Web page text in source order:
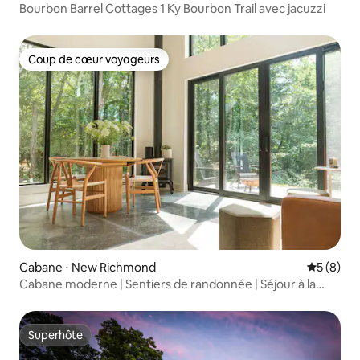
Bourbon Barrel Cottages 1 Ky Bourbon Trail avec jacuzzi
Coup de cœur voyageurs
Coup de cœur voyageurs
Cabane ⋅ New Richmond
5 (8)
Cabane moderne | Sentiers de randonnée | Séjour à la
Superhôte
Superhôte